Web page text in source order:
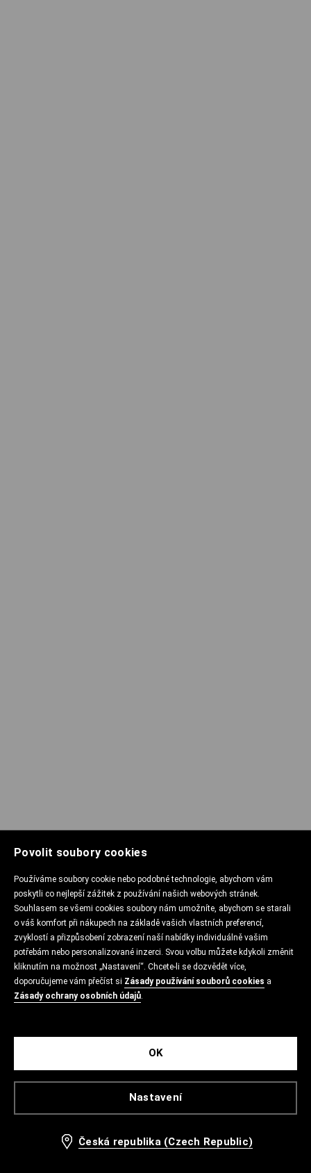
Povolit soubory cookies
Používáme soubory cookie nebo podobné technologie, abychom vám
poskytli co nejlepší zážitek z používání našich webových stránek.
Souhlasem se všemi cookies soubory nám umožníte, abychom se starali
o váš komfort při nákupech na základě vašich vlastních preferencí,
zvyklostí a přizpůsobení zobrazení naší nabídky individuálně vašim
potřebám nebo personalizované inzerci. Svou volbu můžete kdykoli změnit
kliknutím na možnost „Nastavení“. Chcete-li se dozvědět více,
doporučujeme vám přečíst si Zásady používání souborů cookies a
Zásady ochrany osobních údajů.
Nastavení
OK
Česká republika (Czech Republic)